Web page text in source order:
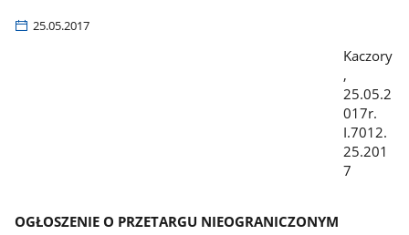
25.05.2017
Kaczory
,
25.05.2
017r.
I.7012.
25.201
7
OGŁOSZENIE O PRZETARGU NIEOGRANICZONYM